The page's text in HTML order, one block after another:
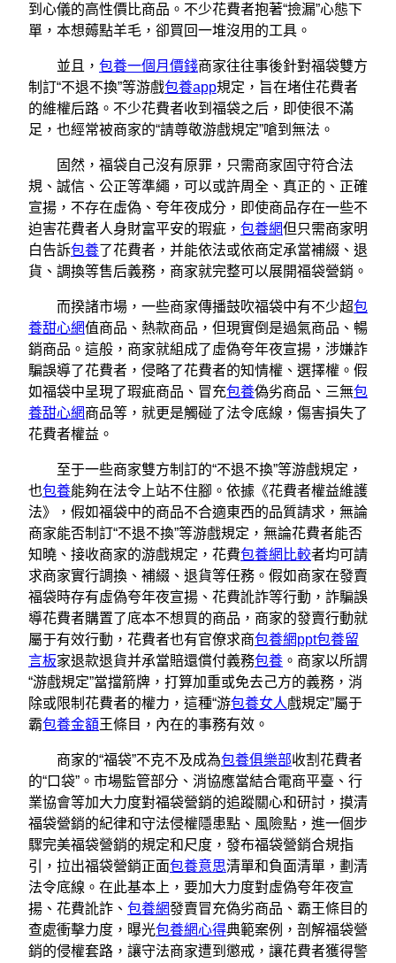
到心儀的高性價比商品。不少花費者抱著“撿漏”心態下
單，本想薅點羊毛，卻買回一堆沒用的工具。
並且， 包養一個月價錢商家往往事後針對福袋雙方
制訂“不退不換”等游戲包養app規定，旨在堵住花費者
的維權后路。不少花費者收到福袋之后，即使很不滿
足，也經常被商家的“請尊敬游戲規定”嗆到無法。
固然，福袋自己沒有原罪，只需商家固守符合法
規、誠信、公正等準繩，可以或許周全、真正的、正確
宣揚，不存在虛偽、夸年夜成分，即使商品存在一些不
迫害花費者人身財富平安的瑕疵， 包養網但只需商家明
白告訴包養了花費者，并能依法或依商定承當補綴、退
貨、調換等售后義務，商家就完整可以展開福袋營銷。
而揆諸市場，一些商家傳播鼓吹福袋中有不少超包
養甜心網值商品、熱款商品，但現實倒是過氣商品、暢
銷商品。這般，商家就組成了虛偽夸年夜宣揚，涉嫌詐
騙誤導了花費者，侵略了花費者的知情權、選擇權。假
如福袋中呈現了瑕疵商品、冒充包養偽劣商品、三無包
養甜心網商品等，就更是觸碰了法令底線，傷害損失了
花費者權益。
至于一些商家雙方制訂的“不退不換”等游戲規定，
也包養能夠在法令上站不住腳。依據《花費者權益維護
法》，假如福袋中的商品不合適東西的品質請求，無論
商家能否制訂“不退不換”等游戲規定，無論花費者能否
知曉、接收商家的游戲規定，花費包養網比較者均可請
求商家實行調換、補綴、退貨等任務。假如商家在發賣
福袋時存有虛偽夸年夜宣揚、花費訛詐等行動，詐騙誤
導花費者購置了底本不想買的商品，商家的發賣行動就
屬于有效行動，花費者也有官僚求商包養網ppt包養留
言板家退款退貨并承當賠還償付義務包養 。商家以所謂
“游戲規定”當擋箭牌，打算加重或免去己方的義務，消
除或限制花費者的權力，這種“游包養女人戲規定”屬于
霸包養金額王條目，內在的事務有效。
商家的“福袋”不克不及成為包養俱樂部收割花費者
的“口袋”。市場監管部分、消協應當結合電商平臺、行
業協會等加大力度對福袋營銷的追蹤關心和研討，摸清
福袋營銷的紀律和守法侵權隱患點、風險點，進一個步
驟完美福袋營銷的規定和尺度，發布福袋營銷合規指
引，拉出福袋營銷正面包養意思清單和負面清單，劃清
法令底線。在此基本上，要加大力度對虛偽夸年夜宣
揚、花費訛詐、 包養網發賣冒充偽劣商品、霸王條目的
查處衝擊力度，曝光包養網心得典範案例，剖解福袋營
銷的侵權套路，讓守法商家遭到懲戒，讓花費者獲得警